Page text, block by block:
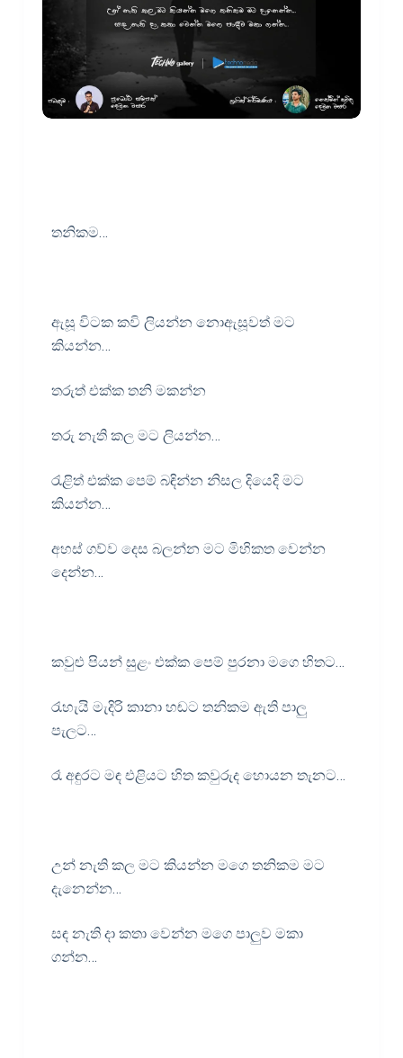
තනිකම…
ඇසූ විටක කවි ලියන්න නොඇසූවත් මට
කියන්න…
තරුත් එක්ක තනි මකන්න
තරු නැති කල මට ලියන්න…
රැළිත් එක්ක පෙම් බඳින්න නිසල දියෙදි මට
කියන්න…
අහස් ගව්ව දෙස බලන්න මට මිහිකත වෙන්න
දෙන්න…
කවුළු පියන් සුළං එක්ක පෙම් පුරනා මගෙ හිතට…
රැහැයි මැදිරි කානා හඬට තනිකම ඇති පාලු
පැලට…
රෑ අඳුරට මඳ එළියට හිත කවුරුද හොයන තැනට…
උන් නැති කල මට කියන්න මගෙ තනිකම මට
දැනෙන්න…
සඳ නැති දා කතා වෙන්න මගෙ පාලුව මකා
ගන්න…